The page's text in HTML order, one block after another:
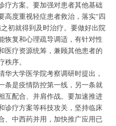
疗方案。要加强对患者其他基础
高度重视轻症患者救治，落实“四
初就得到及时治疗。要做好出院
恢复和心理疏导调适，有针对性
医疗资源统筹，兼顾其他患者的
秩序。
华大学医学院考察调研时提出，
条是疫情防控第一线，另一条就
互配合、并肩作战。要加速推进
诊疗方案等科技攻关，坚持临床
、中西药并用，加快推广应用已